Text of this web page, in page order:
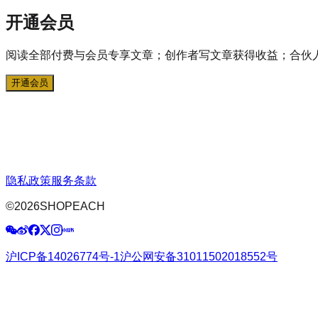
开通会员
阅读全部付费与会员专享文章；创作者写文章获得收益；合伙
开通会员
隐私政策服务条款
©2026SHOPEACH
沪ICP备14026774号-1沪公网安备31011502018552号